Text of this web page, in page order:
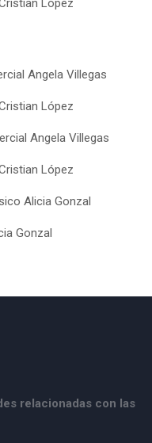
López
Angela Villegas
López
Angela Villegas
López
Alicia Gonzal
Gonzal
relacionadas con las